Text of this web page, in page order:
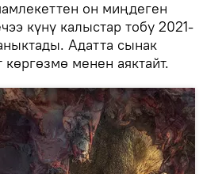
он миңдеген
күнү калыстар тобу 2021-
Адатта сынак
менен аяктайт.